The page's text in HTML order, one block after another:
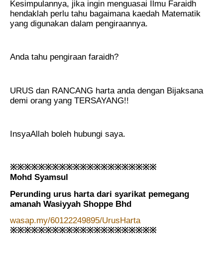
Kesimpulannya, jika ingin menguasai Ilmu Faraidh
hendaklah perlu tahu bagaimana kaedah Matematik
yang digunakan dalam pengiraannya.
Anda tahu pengiraan faraidh?
URUS dan RANCANG harta anda dengan Bijaksana
demi orang yang TERSAYANG!!
InsyaAllah boleh hubungi saya.
※※※※※※※※※※※※※※※※※※※※※
Mohd Syamsul
Perunding urus harta dari syarikat pemegang
amanah Wasiyyah Shoppe Bhd
wasap.my/60122249895/UrusHarta
※※※※※※※※※※※※※※※※※※※※※